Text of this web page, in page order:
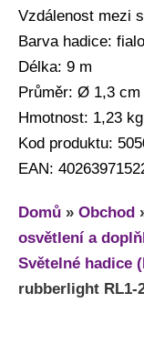
Vzdálenost mezi
Barva hadice:
Délka: 9 m
Průměr: Ø 1,3 cm
Hmotnost: 1,23 kg
Kod produktu:
EAN:
Domů » Obchod
osvětlení a
Světelné hadice
rubberlight RL1-